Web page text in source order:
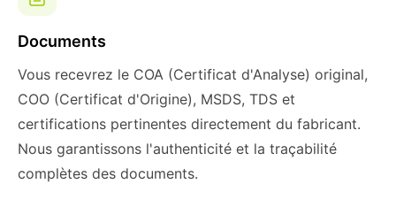
Documents
Vous recevrez le COA (Certificat d'Analyse) original,
COO (Certificat d'Origine), MSDS, TDS et
certifications pertinentes directement du fabricant.
Nous garantissons l'authenticité et la traçabilité
complètes des documents.